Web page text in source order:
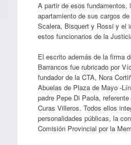
A partir de esos fundamentos,
apartamiento de sus cargos
Scalera, Bisquert y Rossi y el
estos funcionarios de la
El escrito además de la firma
Barrancos fue rubricado por
fundador de la CTA, Nora
Abuelas de Plaza de Mayo -
padre Pepe Di Paola,
Curas Villeros. Todos ellos
personalidades públicas, la
Comisión Provincial por la